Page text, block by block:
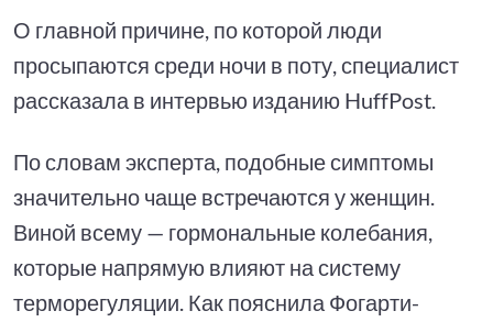
О главной причине, по которой люди
просыпаются среди ночи в поту, специалист
рассказала в интервью изданию HuffPost.
По словам эксперта, подобные симптомы
значительно чаще встречаются у женщин.
Виной всему — гормональные колебания,
которые напрямую влияют на систему
терморегуляции. Как пояснила Фогарти-